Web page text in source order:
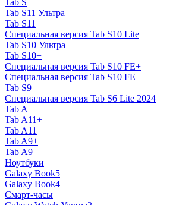
Tab S
Tab S11 Ультра
Tab S11
Специальная версия Tab S10 Lite
Tab S10 Ультра
Tab S10+
Специальная версия Tab S10 FE+
Специальная версия Tab S10 FE
Tab S9
Специальная версия Tab S6 Lite 2024
Tab A
Tab A11+
Tab A11
Tab A9+
Tab A9
Ноутбуки
Galaxy Book5
Galaxy Book4
Смарт-часы